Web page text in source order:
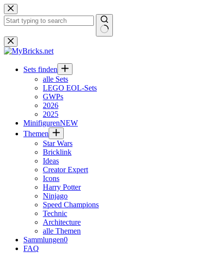
Zum
Inhalt
springen
Keine
Ergebnisse
Sets finden
alle Sets
LEGO EOL-Sets
GWPs
2026
2025
MinifigurenNEW
Themen
Star Wars
Bricklink
Ideas
Creator Expert
Icons
Harry Potter
Ninjago
Speed Champions
Technic
Architecture
alle Themen
Sammlungen0
FAQ